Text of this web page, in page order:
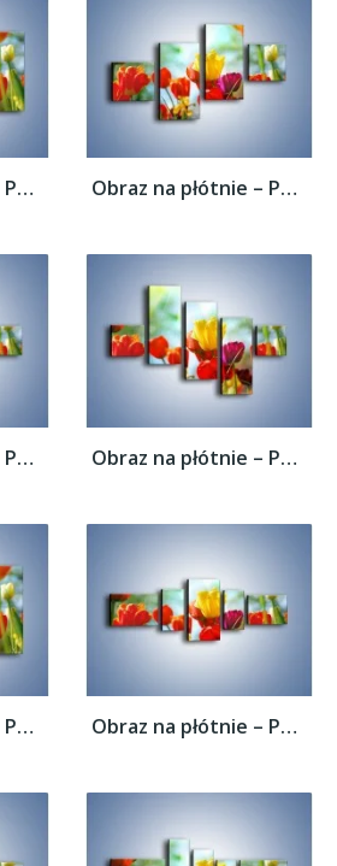
Obraz na płótnie – Pole polskich tulipanów... Obraz na płótnie – Pole polskich tulipanów...
Obraz na płótnie – Pole polskich tulipanów... Obraz na płótnie – Pole polskich tulipanów...
Obraz na płótnie – Pole polskich tulipanów... Obraz na płótnie – Pole polskich tulipanów...